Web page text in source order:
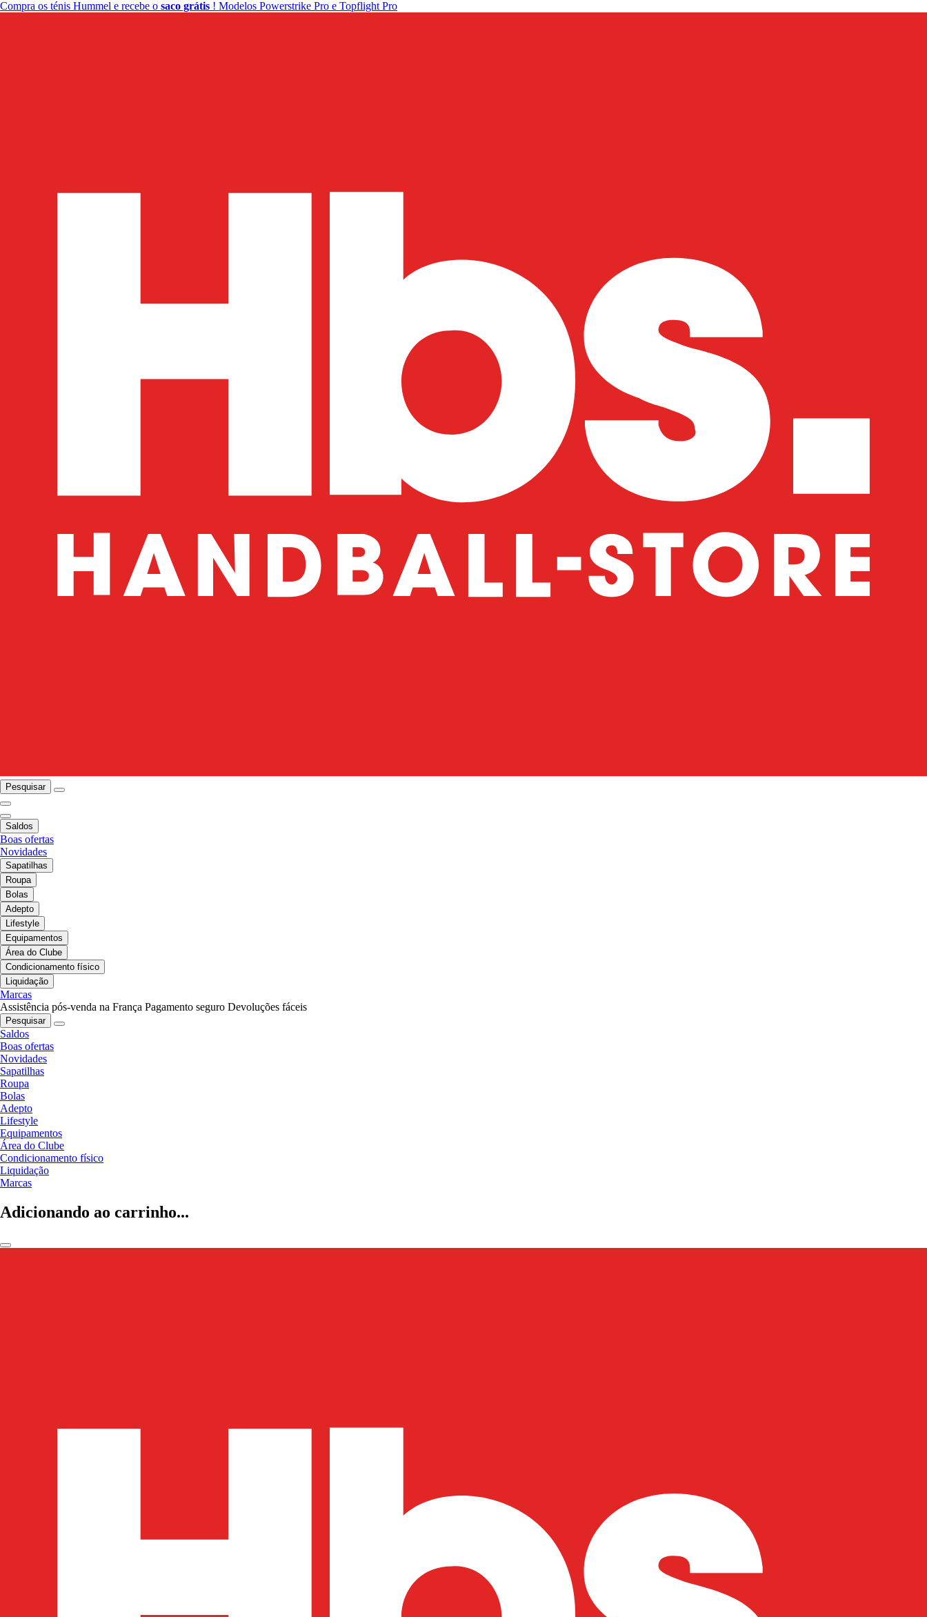
Compra os ténis Hummel e recebe o saco grátis ! Modelos Powerstrike Pro e Topflight Pro
Pesquisar
Saldos
Boas ofertas
Novidades
Sapatilhas
Roupa
Bolas
Adepto
Lifestyle
Equipamentos
Área do Clube
Condicionamento físico
Liquidação
Marcas
Assistência pós-venda na França Pagamento seguro Devoluções fáceis
Pesquisar
Saldos
Boas ofertas
Novidades
Sapatilhas
Roupa
Bolas
Adepto
Lifestyle
Equipamentos
Área do Clube
Condicionamento físico
Liquidação
Marcas
Adicionando ao carrinho...